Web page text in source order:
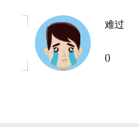
难过
0